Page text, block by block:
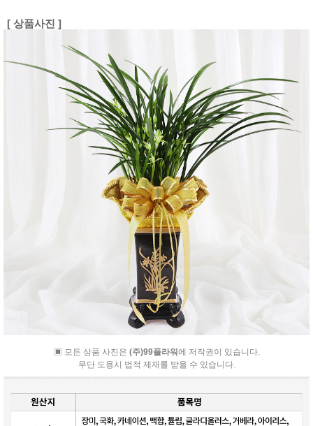
[ 상품사진 ]
▣ 모든 상품 사진은 (주)99플라워에 저작권이 있습니다.
무단 도용시 법적 제재를 받을 수 있습니다.